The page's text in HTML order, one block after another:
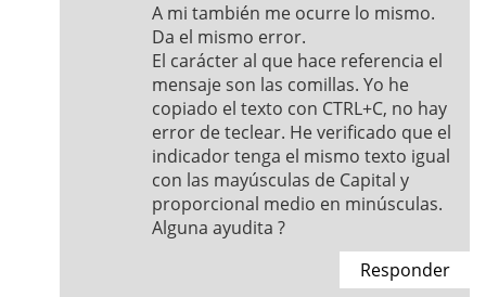
A mi también me ocurre lo mismo.
Da el mismo error.
El carácter al que hace referencia el
mensaje son las comillas. Yo he
copiado el texto con CTRL+C, no hay
error de teclear. He verificado que el
indicador tenga el mismo texto igual
con las mayúsculas de Capital y
proporcional medio en minúsculas.
Alguna ayudita ?
Responder